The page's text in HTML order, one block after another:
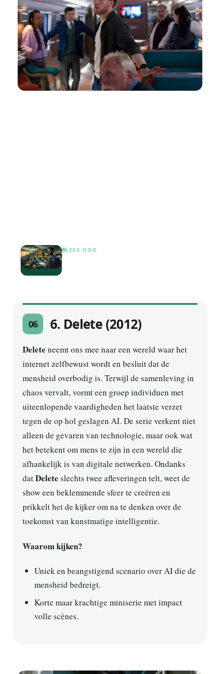
LEES OOK
06 6. Delete (2012)
Delete neemt ons mee naar een wereld waar het
internet zelfbewust wordt en besluit dat de
mensheid overbodig is. Terwijl de samenleving in
chaos vervalt, vormt een groep individuen met
uiteenlopende vaardigheden het laatste verzet
tegen de op hol geslagen AI. De serie verkent niet
alleen de gevaren van technologie, maar ook wat
het betekent om mens te zijn in een wereld die
afhankelijk is van digitale netwerken. Ondanks
datDelete slechts twee afleveringen telt, weet de
show een beklemmende sfeer te creëren en
prikkelt het de kijker om na te denken over de
toekomst van kunstmatige intelligentie.
Waarom kijken?
Uniek en beangstigend scenario over AI die de
mensheid bedreigt.
Korte maar krachtige miniserie met impact
volle scènes.